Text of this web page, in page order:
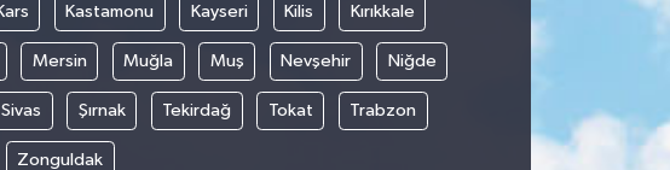
Kastamonu Kayseri Kilis Kırıkkale
Mersin Muğla Muş Nevşehir Niğde
Sivas Şırnak Tekirdağ Tokat Trabzon
Zonguldak